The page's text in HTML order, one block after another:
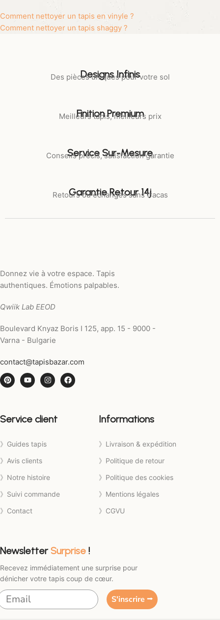
Comment nettoyer un tapis en vinyle ?
Comment nettoyer un tapis shaggy ?
Designs Infinis
Des pièces uniques pour votre sol
Finition Premium
Meilleurs tapis, meilleurs prix
Service Sur-Mesure
Conseils précis, satisfaction garantie
Garantie Retour 14j
Retours ou échanges sans tracas
Donnez vie à votre espace. Tapis
authentiques. Émotions palpables.
Qwiik Lab EEOD
Boulevard Knyaz Boris I 125, app. 15 - 9000 -
Varna - Bulgarie
contact@tapisbazar.com
Service client
》Guides tapis
》Avis clients
》Notre histoire
》Suivi commande
》Contact
Informations
》Livraison & expédition
》Politique de retour
》Politique des cookies
》Mentions légales
》CGVU
NewsletterSurprise !
Recevez immédiatement une surprise pour
dénicher votre tapis coup de cœur.
S'inscrire ⭢